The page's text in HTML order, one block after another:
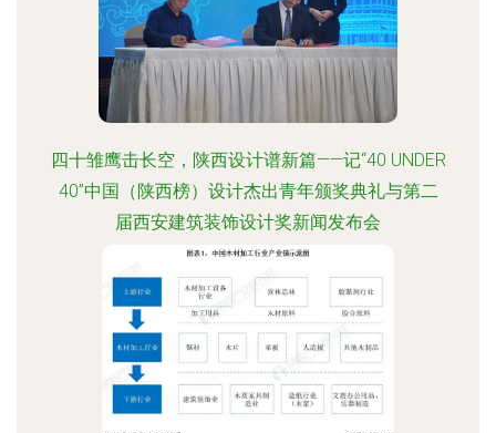
四十雏鹰击长空，陕西设计谱新篇——记“40 UNDER
40”中国（陕西榜）设计杰出青年颁奖典礼与第二
届西安建筑装饰设计奖新闻发布会